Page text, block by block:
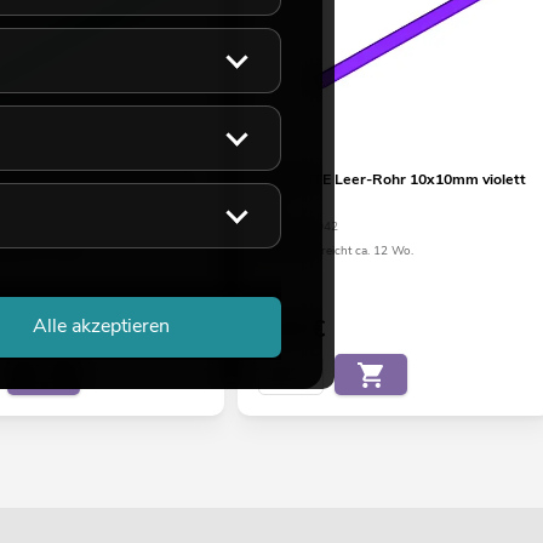
Leer-Rohr 10x10mm grün
ca. 12 Wo.
EUROLITE Leer-Rohr 10x10mm violett
2m
No. 51201042
Bestand reicht ca. 12 Wo.
€
Alle akzeptieren